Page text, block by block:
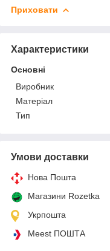
Приховати
Характеристики
Основні
Виробник
Матеріал
Тип
Умови доставки
Нова Пошта
Магазини Rozetka
Укрпошта
Meest ПОШТА